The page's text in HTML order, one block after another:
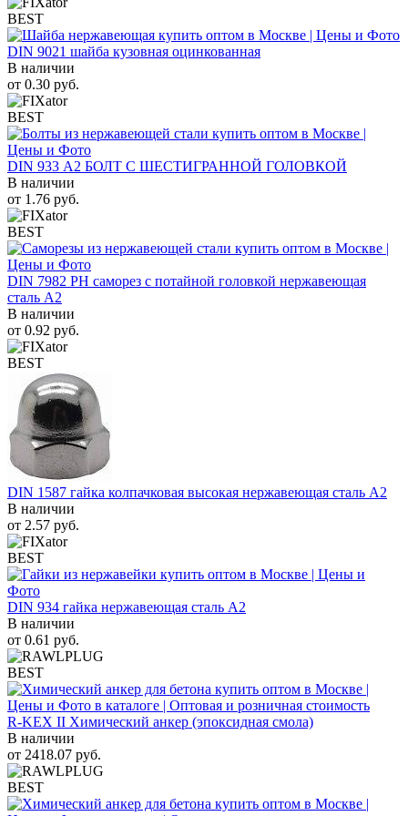
BEST
DIN 9021 шайба кузовная оцинкованная
В наличии
от 0.30 руб.
BEST
DIN 933 А2 БОЛТ С ШЕСТИГРАННОЙ ГОЛОВКОЙ
В наличии
от 1.76 руб.
BEST
DIN 7982 PH саморез с потайной головкой нержавеющая
сталь A2
В наличии
от 0.92 руб.
BEST
DIN 1587 гайка колпачковая высокая нержавеющая сталь А2
В наличии
от 2.57 руб.
BEST
DIN 934 гайка нержавеющая сталь A2
В наличии
от 0.61 руб.
BEST
R-KEX II Химический анкер (эпоксидная смола)
В наличии
от 2418.07 руб.
BEST